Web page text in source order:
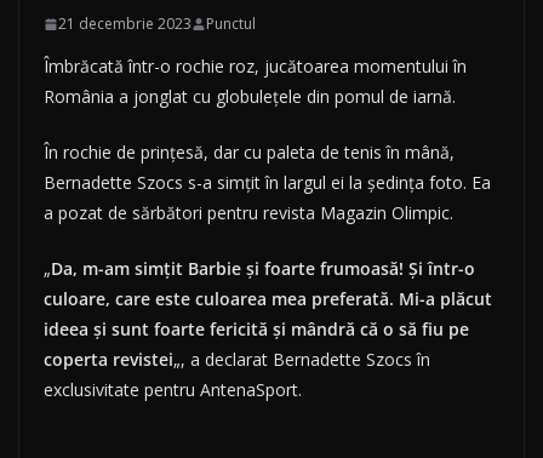
21 decembrie 2023 Punctul
Îmbrăcată într-o rochie roz, jucătoarea momentului în
România a jonglat cu globuleţele din pomul de iarnă.
În rochie de prinţesă, dar cu paleta de tenis în mână,
Bernadette Szocs s-a simţit în largul ei la şedinţa foto. Ea
a pozat de sărbători pentru revista Magazin Olimpic.
„Da, m-am simţit Barbie şi foarte frumoasă! Şi într-o
culoare, care este culoarea mea preferată. Mi-a plăcut
ideea şi sunt foarte fericită şi mândră că o să fiu pe
coperta revistei„, a declarat Bernadette Szocs în
exclusivitate pentru AntenaSport.